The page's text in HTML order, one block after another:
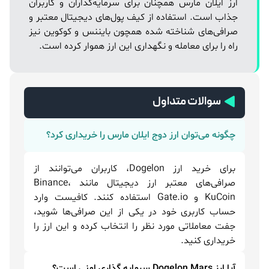
ارز ایلان مارس همچنان برای سرمایه‌گذاران و کاربران
جذاب است. استفاده از کیف پول‌های دیجیتال معتبر و
صرافی‌های شناخته شده همچون بایننس و کوکوین نیز
راه را برای معامله و نگهداری این ارز هموار کرده است.
سوالات متداول
چگونه می‌توان ارز دوج ایلان مارس را خریداری کرد؟
برای خرید ارز Dogelon، کاربران می‌توانند از
صرافی‌های معتبر ارز دیجیتال مانند Binance،
KuCoin و Gate.io استفاده کنند. کافیست وارد
حساب کاربری خود در یکی از این صرافی‌ها شوید،
جفت معاملاتی مورد نظر را انتخاب کرده و این ارز را
خریداری کنید.